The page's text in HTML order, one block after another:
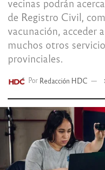
vecinas podrán
de Registro Civil,
vacunación, acceder
muchos otros
provinciales.
Por Redacción HDC